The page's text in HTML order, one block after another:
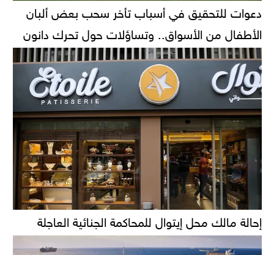
دعوات للتحقيق في أسباب تأخر سحب بعض ألبان
الأطفال من الأسواق.. وتساؤلات حول تحرك دانون
إحالة مالك محل إيتوال للمحاكمة الجنائية العاجلة